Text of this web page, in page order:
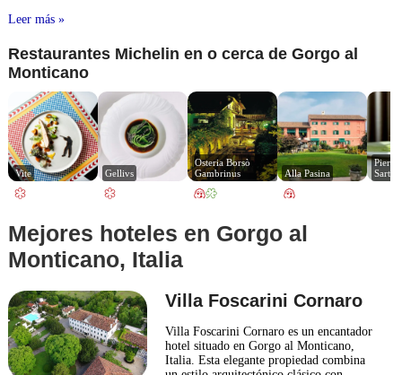
Leer más »
Restaurantes Michelin en o cerca de Gorgo al
Monticano
Vite Gellivs
Osteria Borsò
Gambrinus
Alla Pasina
Pierre
Mejores hoteles en Gorgo al
Monticano, Italia
Villa Foscarini Cornaro
Villa Foscarini Cornaro es un encantador
hotel situado en Gorgo al Monticano,
Italia. Esta elegante propiedad combina